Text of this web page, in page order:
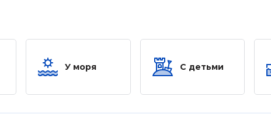
У моря С детьми